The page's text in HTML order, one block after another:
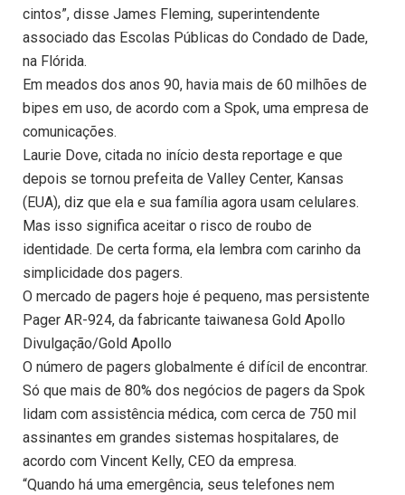
cintos”, disse James Fleming, superintendente
associado das Escolas Públicas do Condado de Dade,
na Flórida.
Em meados dos anos 90, havia mais de 60 milhões de
bipes em uso, de acordo com a Spok, uma empresa de
comunicações.
Laurie Dove, citada no início desta reportage e que
depois se tornou prefeita de Valley Center, Kansas
(EUA), diz que ela e sua família agora usam celulares.
Mas isso significa aceitar o risco de roubo de
identidade. De certa forma, ela lembra com carinho da
simplicidade dos pagers.
O mercado de pagers hoje é pequeno, mas persistente
Pager AR-924, da fabricante taiwanesa Gold Apollo
Divulgação/Gold Apollo
O número de pagers globalmente é difícil de encontrar.
Só que mais de 80% dos negócios de pagers da Spok
lidam com assistência médica, com cerca de 750 mil
assinantes em grandes sistemas hospitalares, de
acordo com Vincent Kelly, CEO da empresa.
“Quando há uma emergência, seus telefones nem